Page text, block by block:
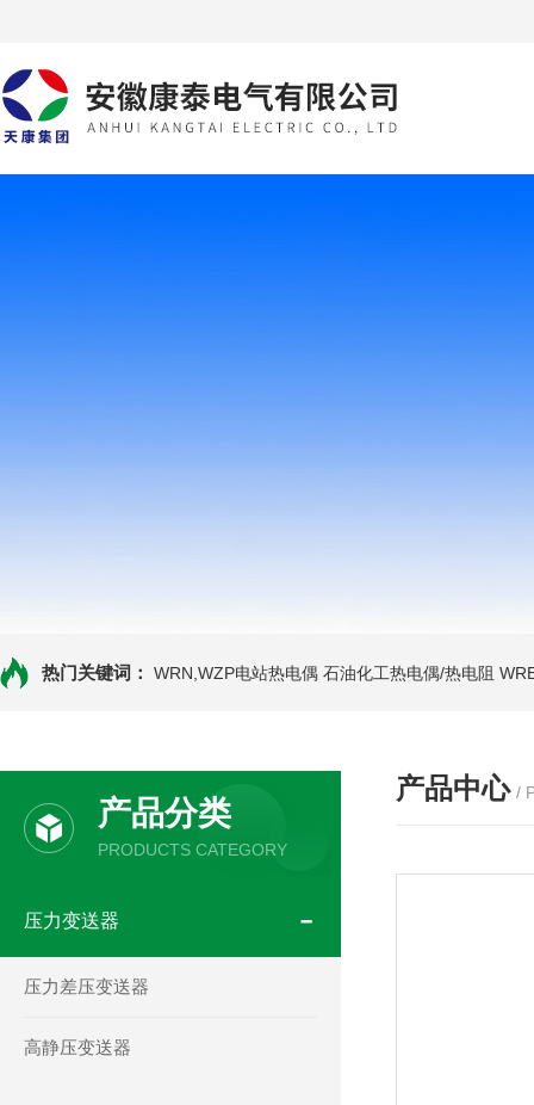
热门关键词： WRN,WZP电站热电偶 石油化工热电偶/热电阻
产品分类
PRODUCTS CATEGORY
压力变送器
压力差压变送器
高静压变送器
产品中心 /